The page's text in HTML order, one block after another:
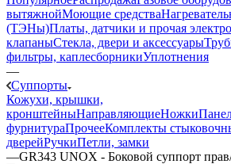
вытяжнойМоющие средства
(ТЭНы)Платы, датчики и прочая
клапаныСтекла, двери и аксессуары
фильтры, каплесборникиУплотнения
—
Суппорты
Кожухи, крышки,
кронштейныНаправляющиеНожки
фурнитураПрочееКомплекты
дверейРучкиПетли, замки
—GR343 UNOX - Боковой суппорт